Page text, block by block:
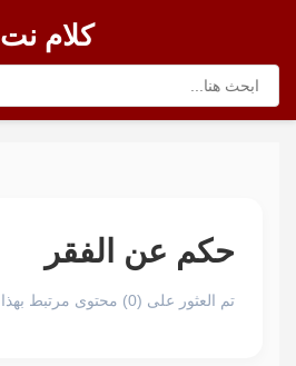
كلام نت
حكم عن الفقر
تم العثور على (0) محتوى مرتبط بهذا الوسم.